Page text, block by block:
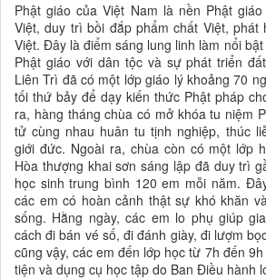
Phật giáo của Việt Nam là nền Phật
Việt, duy trì bồi đắp phẩm chất Việt,
Việt. Đây là điểm sáng lung linh làm nổi
Phật giáo với dân tộc và sự phát triển
Liên Trì đã có một lớp giáo lý khoảng 70
tối thứ bảy để dạy kiến thức Phật pháp
ra, hàng tháng chùa có mở khóa tu niệm
tử cùng nhau huân tu tịnh nghiệp, thúc
giới đức. Ngoài ra, chùa còn có một lớp
Hòa thượng khai sơn sáng lập đã duy trì
học sinh trung bình 120 em mỗi năm.
các em có hoàn cảnh thật sự khó khăn
sống. Hằng ngày, các em lo phụ giúp
cách đi bán vé số, đi đánh giày, đi lượm
cũng vậy, các em đến lớp học từ 7h đến
tiện và dụng cụ học tập do Ban Điều hành